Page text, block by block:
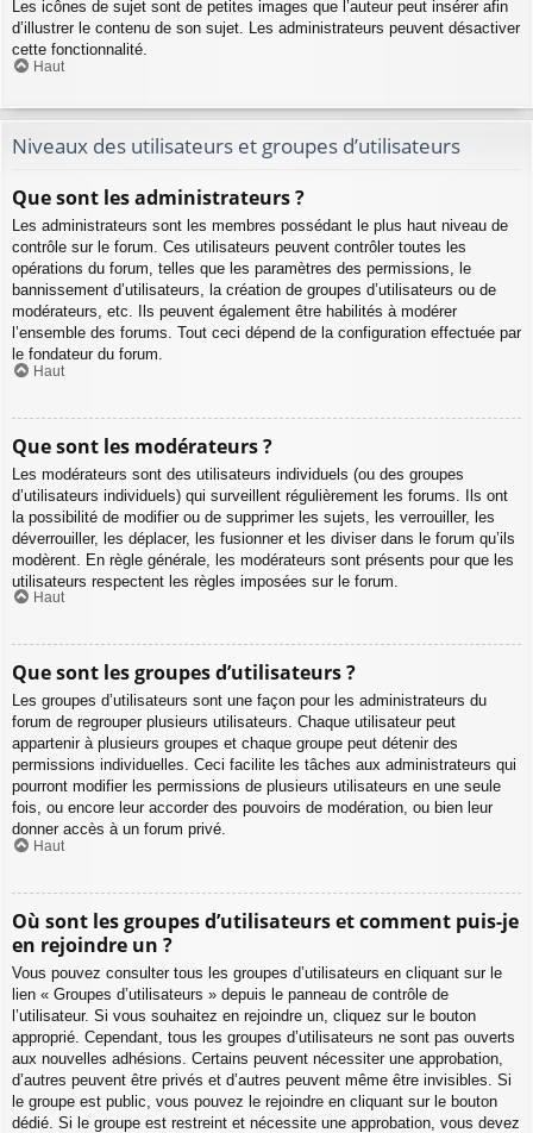
Les icônes de sujet sont de petites images que l’auteur peut insérer afin
d’illustrer le contenu de son sujet. Les administrateurs peuvent désactiver
cette fonctionnalité.
Haut
Niveaux des utilisateurs et groupes d’utilisateurs
Que sont les administrateurs ?
Les administrateurs sont les membres possédant le plus haut niveau de
contrôle sur le forum. Ces utilisateurs peuvent contrôler toutes les
opérations du forum, telles que les paramètres des permissions, le
bannissement d’utilisateurs, la création de groupes d’utilisateurs ou de
modérateurs, etc. Ils peuvent également être habilités à modérer
l’ensemble des forums. Tout ceci dépend de la configuration effectuée par
le fondateur du forum.
Haut
Que sont les modérateurs ?
Les modérateurs sont des utilisateurs individuels (ou des groupes
d’utilisateurs individuels) qui surveillent régulièrement les forums. Ils ont
la possibilité de modifier ou de supprimer les sujets, les verrouiller, les
déverrouiller, les déplacer, les fusionner et les diviser dans le forum qu’ils
modèrent. En règle générale, les modérateurs sont présents pour que les
utilisateurs respectent les règles imposées sur le forum.
Haut
Que sont les groupes d’utilisateurs ?
Les groupes d’utilisateurs sont une façon pour les administrateurs du
forum de regrouper plusieurs utilisateurs. Chaque utilisateur peut
appartenir à plusieurs groupes et chaque groupe peut détenir des
permissions individuelles. Ceci facilite les tâches aux administrateurs qui
pourront modifier les permissions de plusieurs utilisateurs en une seule
fois, ou encore leur accorder des pouvoirs de modération, ou bien leur
donner accès à un forum privé.
Haut
Où sont les groupes d’utilisateurs et comment puis-je
en rejoindre un ?
Vous pouvez consulter tous les groupes d’utilisateurs en cliquant sur le
lien « Groupes d’utilisateurs » depuis le panneau de contrôle de
l’utilisateur. Si vous souhaitez en rejoindre un, cliquez sur le bouton
approprié. Cependant, tous les groupes d’utilisateurs ne sont pas ouverts
aux nouvelles adhésions. Certains peuvent nécessiter une approbation,
d’autres peuvent être privés et d’autres peuvent même être invisibles. Si
le groupe est public, vous pouvez le rejoindre en cliquant sur le bouton
dédié. Si le groupe est restreint et nécessite une approbation, vous devez